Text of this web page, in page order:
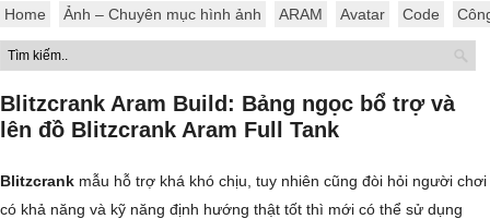
Home Ảnh – Chuyên mục hình ảnh ARAM Avatar Code
Blitzcrank Aram Build: Bảng ngọc bổ trợ và
lên đồ Blitzcrank Aram Full Tank
Blitzcrank mẫu hỗ trợ khá khó chịu, tuy nhiên cũng đòi hỏi người chơi
có khả năng và kỹ năng định hướng thật tốt thì mới có thể sử dụng